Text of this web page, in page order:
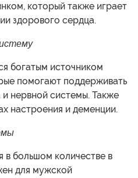
который также играет
здорового сердца.
богатым источником
помогают поддерживать
и нервной системы. Также
настроения и деменции.
в большом количестве в
для мужской